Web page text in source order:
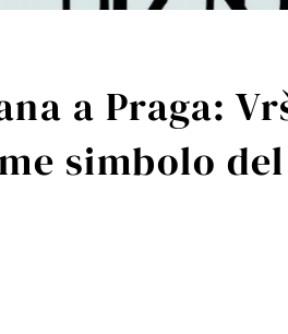
a Praga:
simbolo del